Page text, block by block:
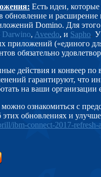
Есть идеи,
обновление и
Domino. Для
Darwino, Aveedo, и Sapho. У
приложений («единого
обязательно
действия и конвеер по
гарантируют, что
на ваши организации
ознакомиться с
этих обновлениях и
ibm-connect-2017-